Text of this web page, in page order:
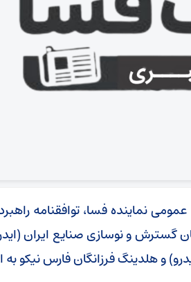
نماینده فسا، توافقنامه
گسترش و نوسازی صنایع ایران
و هلدینگ فرزانگان فارس نیکو